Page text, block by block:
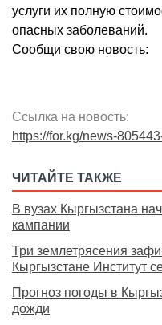
услуги их полную
опасных заболеваний.
Сообщи свою новость:
Ссылка на новость:
https://for.kg/news-
ЧИТАЙТЕ ТАКЖЕ
В вузах Кыргызстана
кампании
Три землетрясения
Кыргызстане Институт
Прогноз погоды в
дожди